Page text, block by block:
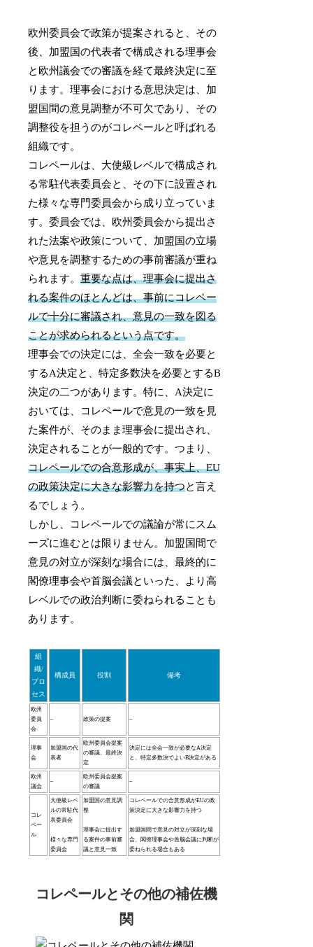
欧州委員会で政策が提案されると、その
後、加盟国の代表者で構成される理事会
と欧州議会での審議を経て最終決定に至
ります。理事会における意思決定は、加
盟国間の意見調整が不可欠であり、その
調整役を担うのがコレペールと呼ばれる
組織です。
コレペールは、大使級レベルで構成され
る常駐代表委員会と、その下に設置され
た様々な専門委員会から成り立っていま
す。委員会では、欧州委員会から提出さ
れた法案や政策について、加盟国の立場
や意見を調整するための事前審議が重ね
られます。重要な点は、理事会に提出さ
れる案件のほとんどは、事前にコレペー
ルで十分に審議され、意見の一致を図る
ことが求められるという点です。
理事会での決定には、全会一致を必要と
するA決定と、特定多数決を必要とするB
決定の二つがあります。特に、A決定に
おいては、コレペールで意見の一致を見
た案件が、そのまま理事会に提出され、
決定されることが一般的です。つまり、
コレペールでの合意形成が、事実上、EU
の政策決定に大きな影響力を持つと言え
るでしょう。
しかし、コレペールでの議論が常にスム
ーズに進むとは限りません。加盟国間で
意見の対立が深刻な場合には、最終的に
閣僚理事会や首脳会議といった、より高
レベルでの政治判断に委ねられることも
あります。
組
織/
プロ
セス
構成員 役割 備考
欧州
委員
会
– 政策の提案 –
理事
会
加盟国の代
表者
欧州委員会提案
の審議、最終決
定
決定には全会一致が必要なA決定
と、特定多数決でよいB決定がある
欧州
議会
–
欧州委員会提案
の審議
–
コレ
ペー
ル
大使級レベ
ルの常駐代
表委員会
様々な専門
委員会
加盟国の意見調
整
理事会に提出す
る案件の事前審
議と意見一致
コレペールでの合意形成がEUの政
策決定に大きな影響力を持つ
加盟国間で意見の対立が深刻な場
合、閣僚理事会や首脳会議に判断が
委ねられる場合もある
コレペールとその他の補佐機
関